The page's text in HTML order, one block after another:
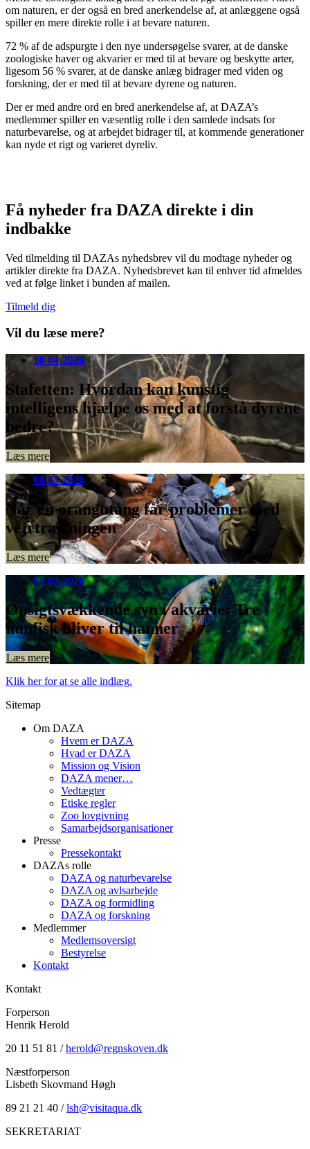
om naturen, er der også en bred anerkendelse af, at anlæggene også
spiller en mere direkte rolle i at bevare naturen.
72 % af de adspurgte i den nye undersøgelse svarer, at de danske
zoologiske haver og akvarier er med til at bevare og beskytte arter,
ligesom 56 % svarer, at de danske anlæg bidrager med viden og
forskning, der er med til at bevare dyrene og naturen.
Der er med andre ord en bred anerkendelse af, at DAZA’s
medlemmer spiller en væsentlig rolle i den samlede indsats for
naturbevarelse, og at arbejdet bidrager til, at kommende generationer
kan nyde et rigt og varieret dyreliv.
Få nyheder fra DAZA direkte i din
indbakke
Ved tilmelding til DAZAs nyhedsbrev vil du modtage nyheder og
artikler direkte fra DAZA. Nyhedsbrevet kan til enhver tid afmeldes
ved at følge linket i bunden af mailen.
Tilmeld dig
Vil du læse mere?
10-04-2026
Stafetten: Hvordan kan kunstig
intelligens hjælpe os med at forstå dyrene
bedre?
Læs mere
08-03-2026
Når en orangutang får problemer med
vejrtrækningen
Læs mere
07-03-2026
Opsigtsvækkende syn i akvarie: Tre
hunfisk bliver til hanner
Læs mere
Klik her for at se alle indlæg.
Sitemap
Om DAZA
Hvem er DAZA
Hvad er DAZA
Mission og Vision
DAZA mener…
Vedtægter
Etiske regler
Zoo lovgivning
Samarbejdsorganisationer
Presse
Pressekontakt
DAZAs rolle
DAZA og natur­bevarelse
DAZA og avls­arbejde
DAZA og formidling
DAZA og forskning
Medlemmer
Medlemsoversigt
Bestyrelse
Kontakt
Kontakt
Forperson
Henrik Herold
20 11 51 81 /herold@regnskoven.dk
Næstforperson
Lisbeth Skovmand Høgh
89 21 21 40 /lsh@visitaqua.dk
SEKRETARIAT